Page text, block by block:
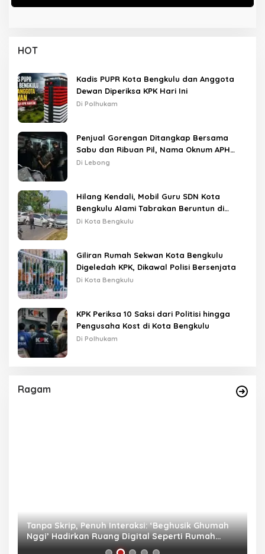
HOT
Kadis PUPR Kota Bengkulu dan Anggota
Dewan Diperiksa KPK Hari Ini
Di Polhukam
Penjual Gorengan Ditangkap Bersama
Sabu dan Ribuan Pil, Nama Oknum APH
Disebut Saat Interogasi
Di Lebong
Hilang Kendali, Mobil Guru SDN Kota
Bengkulu Alami Tabrakan Beruntun di
Lampu Merah
Di Kota Bengkulu
Giliran Rumah Sekwan Kota Bengkulu
Digeledah KPK, Dikawal Polisi Bersenjata
Di Kota Bengkulu
KPK Periksa 10 Saksi dari Politisi hingga
Pengusaha Kost di Kota Bengkulu
Di Polhukam
Ragam
Tanpa Skrip, Penuh Interaksi: ‘Beghusik Ghumah
Nggi’ Hadirkan Ruang Digital Seperti Rumah
Sendiri